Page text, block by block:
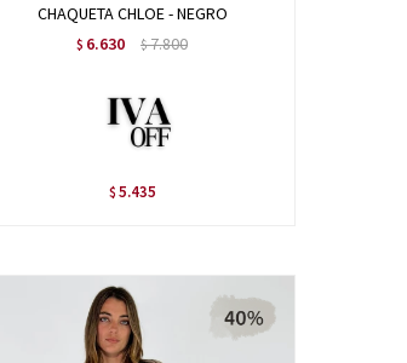
CHAQUETA CHLOE - NEGRO
$ 6.630 $7.800
$ 5.435